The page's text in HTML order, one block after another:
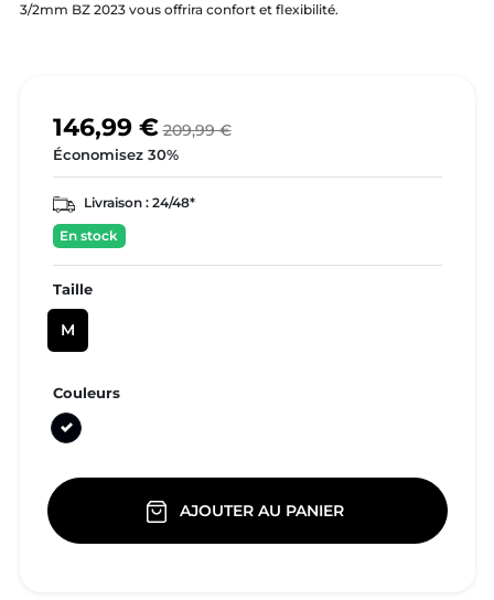
3/2mm BZ 2023vous offrira confort et flexibilité.
146,99 € 209,99 €
Économisez 30%
Livraison : 24/48*
En stock
Taille
M
Couleurs
Noir
AJOUTER AU PANIER